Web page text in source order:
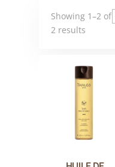
Showing 1–2 of
2 results